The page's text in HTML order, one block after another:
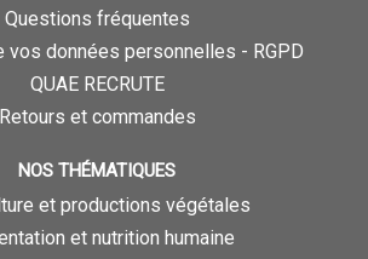
Questions fréquentes
vos données personnelles - RGPD
QUAE RECRUTE
Retours et commandes
NOS THÉMATIQUES
et productions végétales
et nutrition humaine